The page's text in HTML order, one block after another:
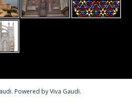
Powered by Viva Gaudi.